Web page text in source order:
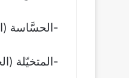
-الحسَّاسة
-المتخيّلة